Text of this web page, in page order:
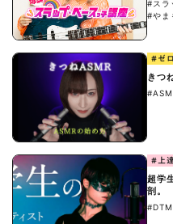
#スラ
#やま
#ゼ
きつ
#上
超学
剖。
#DTM